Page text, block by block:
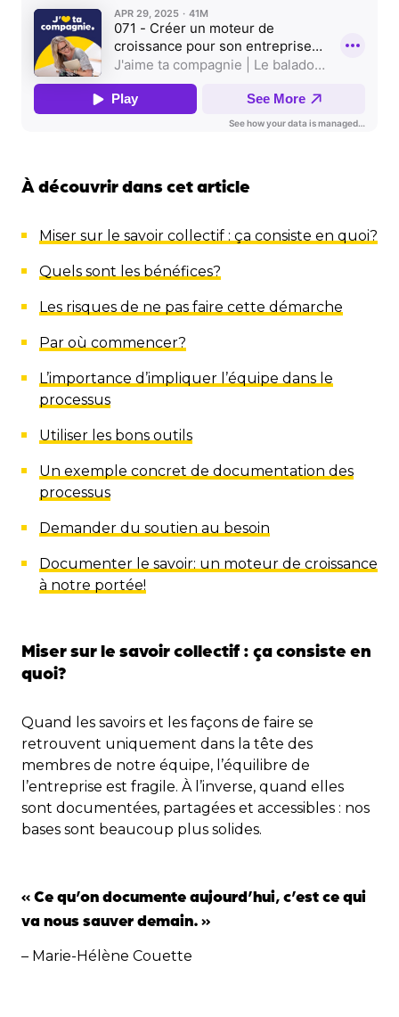
À découvrir dans cet article
Miser sur le savoir collectif : ça consiste en quoi?
Quels sont les bénéfices?
Les risques de ne pas faire cette démarche
Par où commencer?
L’importance d’impliquer l’équipe dans le
processus
Utiliser les bons outils
Un exemple concret de documentation des
processus
Demander du soutien au besoin
Documenter le savoir: un moteur de croissance
à notre portée!
Miser sur le savoir collectif : ça consiste en
quoi?
Quand les savoirs et les façons de faire se
retrouvent uniquement dans la tête des
membres de notre équipe, l’équilibre de
l’entreprise est fragile. À l’inverse, quand elles
sont documentées, partagées et accessibles : nos
bases sont beaucoup plus solides.
« Ce qu’on documente aujourd’hui, c’est ce qui
va nous sauver demain. »
– Marie-Hélène Couette